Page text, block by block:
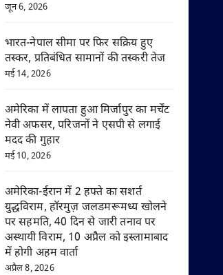
जून 6, 2026
भारत-नेपाल सीमा पर फिर सक्रिय हुए
तस्कर, प्रतिबंधित सामानों की तस्करी तेज
मई 14, 2026
अमेरिका में लापता हुआ मिर्जापुर का मर्चेंट
नेवी अफसर, परिजनों ने एसपी से लगाई
मदद की गुहार
मई 10, 2026
अमेरिका-ईरान में 2 हफ्ते का सशर्त
युद्धविराम, हॉरमुज़ जलडमरूमध्य खोलने
पर सहमति, 40 दिन से जारी तनाव पर
अस्थायी विराम, 10 अप्रैल को इस्लामाबाद
में होगी अहम वार्ता
अप्रैल 8, 2026